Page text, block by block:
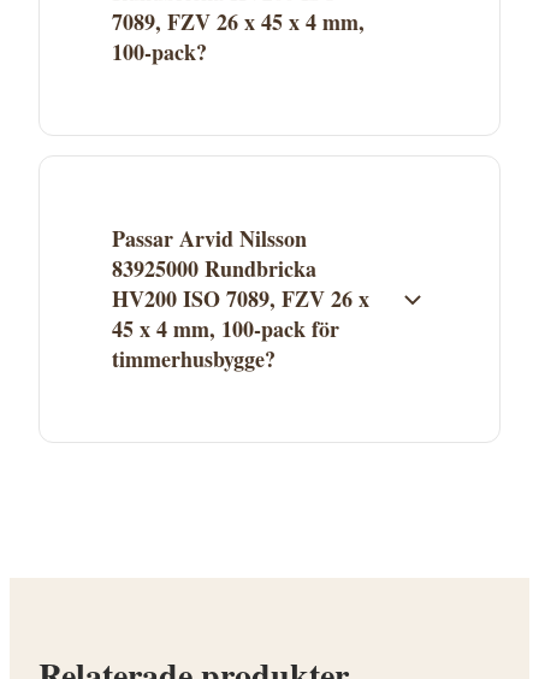
7089, FZV 26 x 45 x 4 mm,
100-pack?
fraktvillkor. Se aktuella fraktuppgifter på
Passar Arvid Nilsson
83925000 Rundbricka
HV200 ISO 7089, FZV 26 x
45 x 4 mm, 100-pack för
timmerhusbygge?